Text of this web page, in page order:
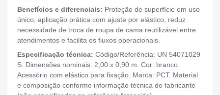
Benefícios e diferenciais: Proteção de superfície em uso
único, aplicação prática com ajuste por elástico, reduz
necessidade de troca de roupa de cama reutilizável entre
atendimentos e facilita os fluxos operacionais.
Especificação técnica: Código/Referência: UN 54071029
S. Dimensões nominais: 2,00 x 0,90 m. Cor: branco.
Acessório com elástico para fixação. Marca: PCT. Material
e composição conforme informação técnica do fabricante